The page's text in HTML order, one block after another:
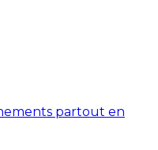
partout en